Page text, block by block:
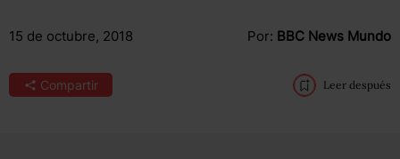
15 de octubre, 2018 Por: BBC News Mundo
Compartir Leer después